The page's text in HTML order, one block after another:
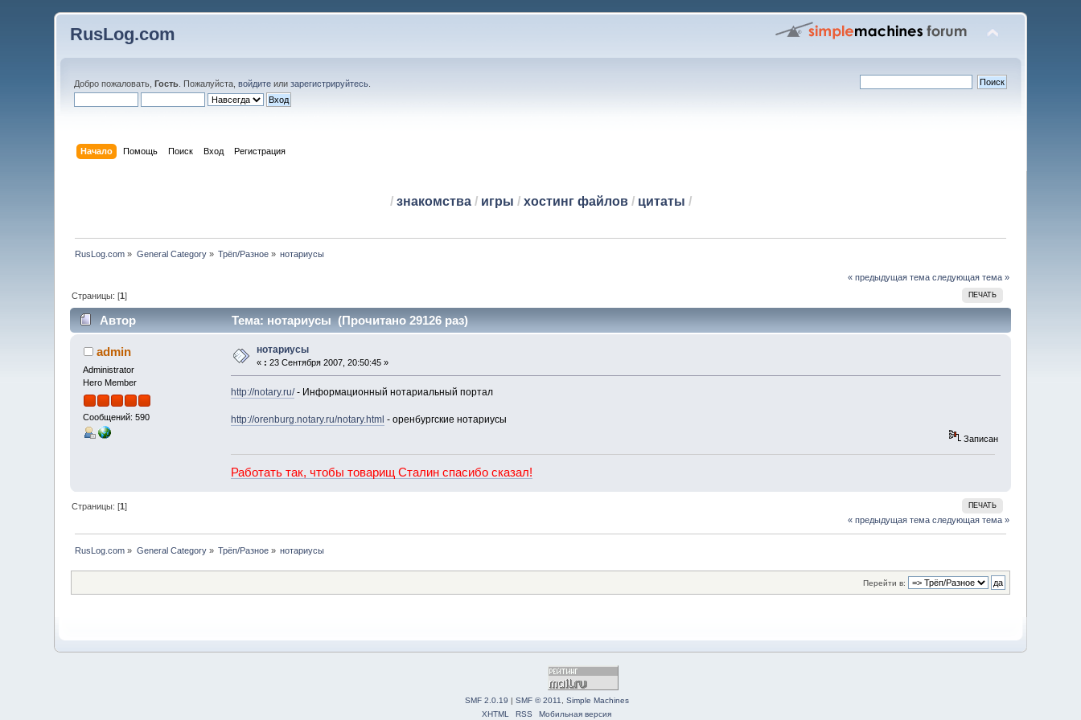
RusLog.com
Добро пожаловать,Гость . Пожалуйста,войдите илизарегистрируйтесь
Начало Помощь Поиск Вход Регистрация
/ знакомства/ игры / хостинг файлов/ цитаты /
RusLog.com » General Category» Трёп/Разное » нотариусы
« предыдущая тема следующая тема »
ПЕЧАТЬ
Страницы: [1]
Автор Тема: нотариусы (Прочитано 29126 раз)
admin
Administrator
Hero Member
Сообщений: 590
нотариусы
« : 23 Сентября 2007, 20:50:45 »
http://notary.ru/- Информационный нотариальный портал
http://orenburg.notary.ru/notary.html - оренбургские нотариусы
Записан
Работать так, чтобы товарищ Сталин спасибо сказал!
ПЕЧАТЬ
Страницы: [1]
« предыдущая тема следующая тема »
RusLog.com » General Category» Трёп/Разное » нотариусы
Перейти в:
SMF 2.0.19 | SMF © 2011
Simple Machines
XHTML
RSS Мобильная версия